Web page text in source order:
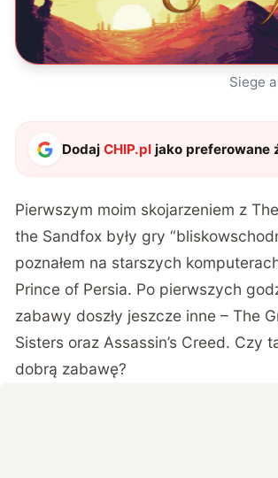
Siege
DodajCHIP.pl jako preferowane
Pierwszym moim skojarzeniem z
the Sandfox były gry
poznałem na starszych
Prince of Persia. Po pierwszych
zabawy doszły jeszcze inne – The
Sisters oraz Assassin’s Creed. Czy
dobrą zabawę?